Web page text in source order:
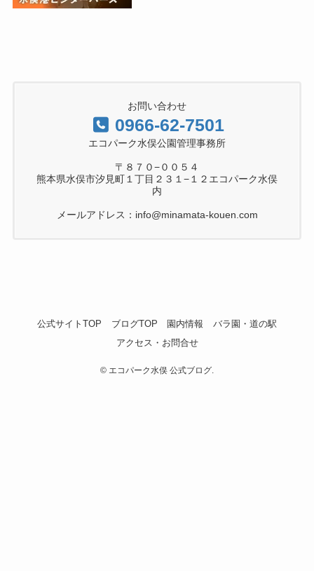
お問い合わせ
0966-62-7501
エコパーク水俣公園管理事務所
〒８７０−００５４
熊本県水俣市汐見町１丁目２３１−１２エコパーク水俣
内
メールアドレス：info@minamata-kouen.com
公式サイトTOP ブログTOP 園内情報
バラ園・道の駅
アクセス・お問合せ
© エコパーク水俣 公式ブログ.